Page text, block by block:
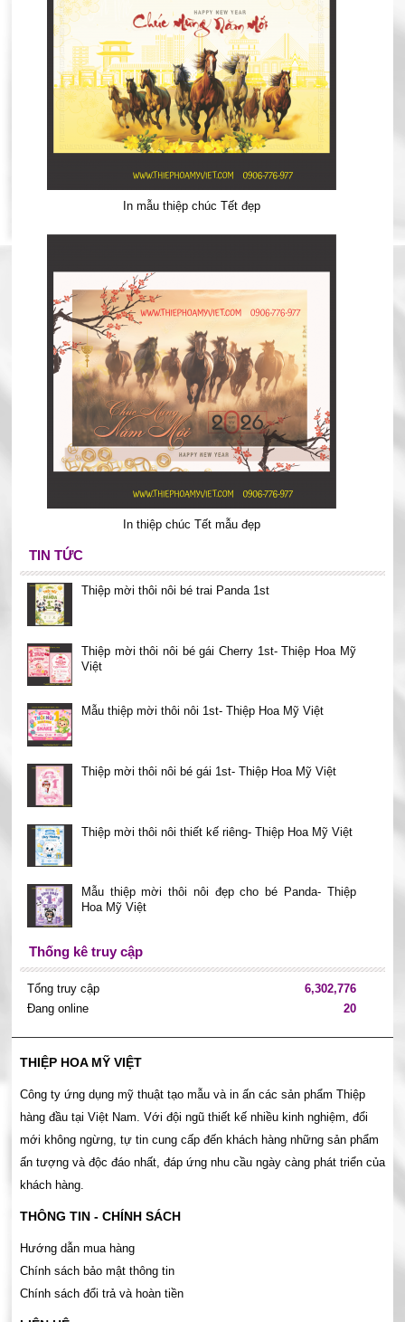
In mẫu thiệp chúc Tết đẹp
In thiệp chúc Tết mẫu đẹp
TIN TỨC
Thiệp mời thôi nôi bé trai Panda 1st
Thiệp mời thôi nôi bé gái Cherry 1st- Thiệp Hoa Mỹ
Việt
Mẫu thiệp mời thôi nôi 1st- Thiệp Hoa Mỹ Việt
Thiệp mời thôi nôi bé gái 1st- Thiệp Hoa Mỹ Việt
Thiệp mời thôi nôi thiết kế riêng- Thiệp Hoa Mỹ Việt
Mẫu thiệp mời thôi nôi đẹp cho bé Panda- Thiệp
Hoa Mỹ Việt
Thống kê truy cập
Tổng truy cập
6,302,776
Đang online
20
THIỆP HOA MỸ VIỆT
Công ty ứng dụng mỹ thuật tạo mẫu và in ấn các sản phẩm Thiệp
hàng đầu tại Việt Nam. Với đội ngũ thiết kế nhiều kinh nghiệm, đổi
mới không ngừng, tự tin cung cấp đến khách hàng những sản phẩm
ấn tượng và độc đáo nhất, đáp ứng nhu cầu ngày càng phát triển của
khách hàng.
THÔNG TIN - CHÍNH SÁCH
Hướng dẫn mua hàng
Chính sách bảo mật thông tin
Chính sách đổi trả và hoàn tiền